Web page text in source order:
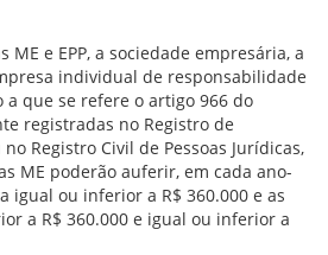
ME e EPP, a sociedade empresária, a
individual de responsabilidade
que se refere o artigo 966 do
registradas no Registro de
Registro Civil de Pessoas Jurídicas,
ME poderão auferir, em cada ano-
igual ou inferior a R$ 360.000 e as
a R$ 360.000 e igual ou inferior a